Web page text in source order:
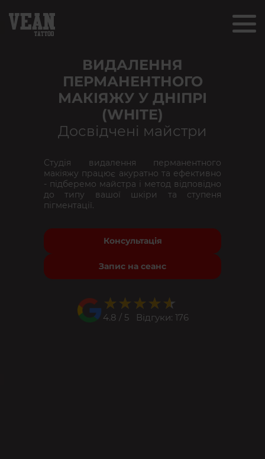
ВИДАЛЕННЯ
ПЕРМАНЕНТНОГО
МАКІЯЖУ У ДНІПРІ
(WHITE)
Досвідчені майстри
Студія видалення перманентного
макіяжу працює акуратно та ефективно
- підберемо майстра і метод відповідно
до типу вашої шкіри та ступеня
пігментації.
Консультація
Запис на сеанс
★★★★★
★★★★★
4.8 / 5 Відгуки: 176